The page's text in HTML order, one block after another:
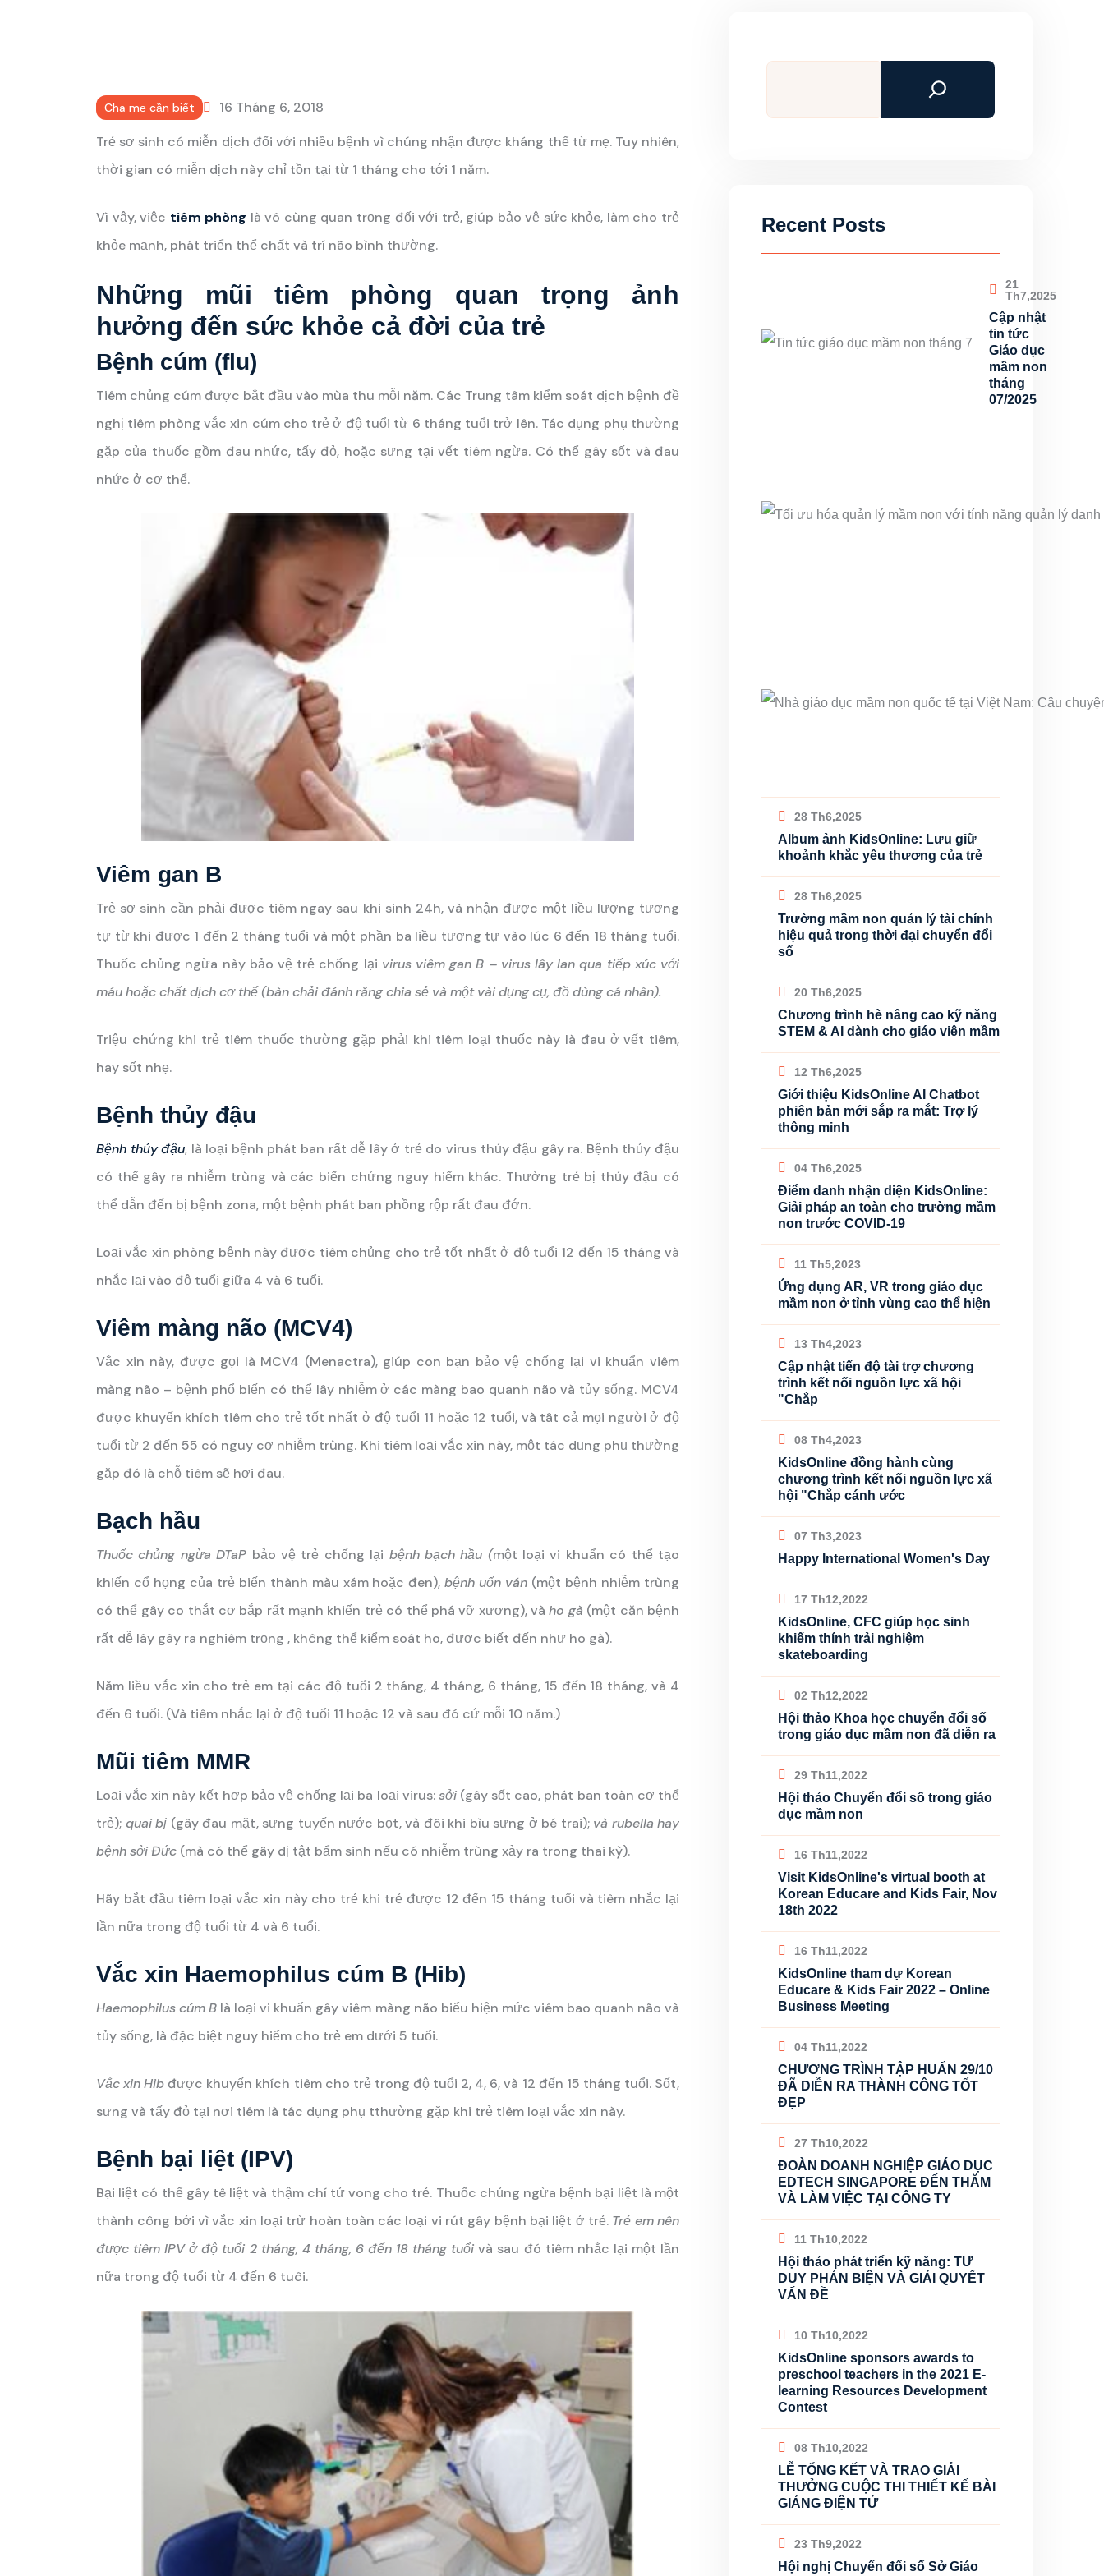
Cha mẹ cần biết
16 Tháng 6, 2018
Trẻ sơ sinh có miễn dịch đối với nhiều bệnh vì chúng nhận được kháng thể từ mẹ. Tuy nhiên,
thời gian có miễn dịch này chỉ tồn tại từ 1 tháng cho tới 1 năm.
Vì vậy, việc tiêm phòng là vô cùng quan trọng đối với trẻ, giúp bảo vệ sức khỏe, làm cho trẻ
khỏe mạnh, phát triển thể chất và trí não bình thường.
Những mũi tiêm phòng quan trọng ảnh
hưởng đến sức khỏe cả đời của trẻ
Bệnh cúm (flu)
Tiêm chủng cúm được bắt đầu vào mùa thu mỗi năm. Các Trung tâm kiểm soát dịch bệnh đề
nghị tiêm phòng vắc xin cúm cho trẻ ở độ tuổi từ 6 tháng tuổi trở lên. Tác dụng phụ thường
gặp của thuốc gồm đau nhức, tấy đỏ, hoặc sưng tại vết tiêm ngừa. Có thể gây sốt và đau
nhức ở cơ thể.
Viêm gan B
Trẻ sơ sinh cần phải được tiêm ngay sau khi sinh 24h, và nhận được một liều lượng tương
tự từ khi được 1 đến 2 tháng tuổi và một phần ba liều tương tự vào lúc 6 đến 18 tháng tuổi.
Thuốc chủng ngừa này bảo vệ trẻ chống lại virus viêm gan B – virus lây lan qua tiếp xúc với
máu hoặc chất dịch cơ thể (bàn chải đánh răng chia sẻ và một vài dụng cụ, đồ dùng cá nhân).
Triệu chứng khi trẻ tiêm thuốc thường gặp phải khi tiêm loại thuốc này là đau ở vết tiêm,
hay sốt nhẹ.
Bệnh thủy đậu
Bệnh thủy đậu, là loại bệnh phát ban rất dễ lây ở trẻ do virus thủy đậu gây ra. Bệnh thủy đậu
có thể gây ra nhiễm trùng và các biến chứng nguy hiểm khác. Thường trẻ bị thủy đậu có
thể dẫn đến bị bệnh zona, một bệnh phát ban phồng rộp rất đau đớn.
Loại vắc xin phòng bệnh này được tiêm chủng cho trẻ tốt nhất ở độ tuổi 12 đến 15 tháng và
nhắc lại vào độ tuổi giữa 4 và 6 tuổi.
Viêm màng não (MCV4)
Vắc xin này, được gọi là MCV4 (Menactra), giúp con bạn bảo vệ chống lại vi khuẩn viêm
màng não – bệnh phổ biến có thể lây nhiễm ở các màng bao quanh não và tủy sống. MCV4
được khuyến khích tiêm cho trẻ tốt nhất ở độ tuổi 11 hoặc 12 tuổi, và tât cả mọi người ở độ
tuổi từ 2 đến 55 có nguy cơ nhiễm trùng. Khi tiêm loại vắc xin này, một tác dụng phụ thường
gặp đó là chỗ tiêm sẽ hơi đau.
Bạch hầu
Thuốc chủng ngừa DTaP bảo vệ trẻ chống lại bệnh bạch hầu (một loại vi khuẩn có thể tạo
khiến cổ họng của trẻ biến thành màu xám hoặc đen),bệnh uốn ván (một bệnh nhiễm trùng
có thể gây co thắt cơ bắp rất mạnh khiến trẻ có thể phá vỡ xương), vàho gà (một căn bệnh
rất dễ lây gây ra nghiêm trọng , không thể kiểm soát ho, được biết đến như ho gà).
Năm liều vắc xin cho trẻ em tại các độ tuổi 2 tháng, 4 tháng, 6 tháng, 15 đến 18 tháng, và 4
đến 6 tuổi. (Và tiêm nhắc lại ở độ tuổi 11 hoặc 12 và sau đó cứ mỗi 10 năm.)
Mũi tiêm MMR
Loại vắc xin này kết hợp bảo vệ chống lại ba loại virus:sởi(gây sốt cao, phát ban toàn cơ thể
trẻ); quai bị (gây đau mặt, sưng tuyến nước bọt, và đôi khi bìu sưng ở bé trai); và rubella hay
bệnh sởi Đức (mà có thể gây dị tật bẩm sinh nếu có nhiễm trùng xảy ra trong thai kỳ).
Hãy bắt đầu tiêm loại vắc xin này cho trẻ khi trẻ được 12 đến 15 tháng tuổi và tiêm nhắc lại
lần nữa trong độ tuổi từ 4 và 6 tuổi.
Vắc xin Haemophilus cúm B (Hib)
Haemophilus cúm B là loại vi khuẩn gây viêm màng não biểu hiện mức viêm bao quanh não và
tủy sống, là đặc biệt nguy hiểm cho trẻ em dưới 5 tuổi.
Vắc xin Hib được khuyến khích tiêm cho trẻ trong độ tuổi 2, 4, 6, và 12 đến 15 tháng tuổi. Sốt,
sưng và tấy đỏ tại nơi tiêm là tác dụng phụ tthường gặp khi trẻ tiêm loại vắc xin này.
Bệnh bại liệt (IPV)
Bại liệt có thể gây tê liệt và thậm chí tử vong cho trẻ. Thuốc chủng ngừa bệnh bại liệt là một
thành công bởi vì vắc xin loại trừ hoàn toàn các loại vi rút gây bệnh bại liệt ở trẻ. Trẻ em nên
được tiêm IPV ở độ tuổi 2 tháng, 4 tháng, 6 đến 18 tháng tuổi và sau đó tiêm nhắc lại một lần
nữa trong độ tuổi từ 4 đến 6 tuôi.
Tìm
Recent Posts
21
Th7,2025
Cập nhật
tin tức
Giáo dục
mầm non
tháng
07/2025
28 Th6,2025
Album ảnh KidsOnline: Lưu giữ
khoảnh khắc yêu thương của trẻ
28 Th6,2025
Trường mầm non quản lý tài chính
hiệu quả trong thời đại chuyển đổi
số
20 Th6,2025
Chương trình hè nâng cao kỹ năng
STEM & AI dành cho giáo viên mầm
12 Th6,2025
Giới thiệu KidsOnline AI Chatbot
phiên bản mới sắp ra mắt: Trợ lý
thông minh
04 Th6,2025
Điểm danh nhận diện KidsOnline:
Giải pháp an toàn cho trường mầm
non trước COVID-19
11 Th5,2023
Ứng dụng AR, VR trong giáo dục
mầm non ở tỉnh vùng cao thể hiện
13 Th4,2023
Cập nhật tiến độ tài trợ chương
trình kết nối nguồn lực xã hội
"Chắp
08 Th4,2023
KidsOnline đồng hành cùng
chương trình kết nối nguồn lực xã
hội "Chắp cánh ước
07 Th3,2023
Happy International Women's Day
17 Th12,2022
KidsOnline, CFC giúp học sinh
khiếm thính trải nghiệm
skateboarding
02 Th12,2022
Hội thảo Khoa học chuyển đổi số
trong giáo dục mầm non đã diễn ra
29 Th11,2022
Hội thảo Chuyển đổi số trong giáo
dục mầm non
16 Th11,2022
Visit KidsOnline's virtual booth at
Korean Educare and Kids Fair, Nov
18th 2022
16 Th11,2022
KidsOnline tham dự Korean
Educare & Kids Fair 2022 – Online
Business Meeting
04 Th11,2022
CHƯƠNG TRÌNH TẬP HUẤN 29/10
ĐÃ DIỄN RA THÀNH CÔNG TỐT
ĐẸP
27 Th10,2022
ĐOÀN DOANH NGHIỆP GIÁO DỤC
EDTECH SINGAPORE ĐẾN THĂM
VÀ LÀM VIỆC TẠI CÔNG TY
11 Th10,2022
Hội thảo phát triển kỹ năng: TƯ
DUY PHẢN BIỆN VÀ GIẢI QUYẾT
VẤN ĐỀ
10 Th10,2022
KidsOnline sponsors awards to
preschool teachers in the 2021 E-
learning Resources Development
Contest
08 Th10,2022
LỄ TỔNG KẾT VÀ TRAO GIẢI
THƯỞNG CUỘC THI THIẾT KẾ BÀI
GIẢNG ĐIỆN TỬ
23 Th9,2022
Hội nghị Chuyển đổi số Sở Giáo